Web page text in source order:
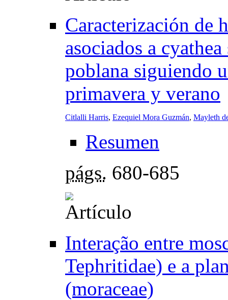
Caracterización de
asociados a
poblana siguiendo
primavera y verano
Citlalli Harris, Ezequiel Mora Guzmán, Mayleth
Resumen
págs. 680-685
Interação entre
Tephritidae) e a
(moraceae)